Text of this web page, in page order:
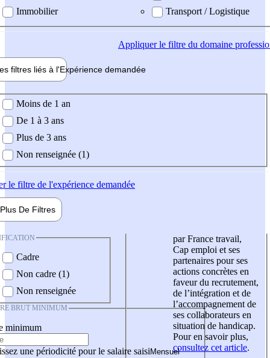
Immobilier
Transport / Logistique
Appliquerle filtre du domaine
filtres liés à l'Expérience demandée
demandée
Moins de 1 an
De 1 à 3 ans
Plus de 3 ans
Non renseignée (1)
le filtre de l'expérience demandée
Plus De Filtres
Cadre
Non cadre (1)
Non renseignée
BRUT MINIMUM
minimum
une périodicité pour le salaire saisi
par France travail,
Cap emploi et ses
partenaires pour ses
actions concrètes en
faveur du recrutement,
de l’intégration et de
l’accompagnement de
ses collaborateurs en
situation de handicap.
Pour en savoir plus,
consultez cet article.